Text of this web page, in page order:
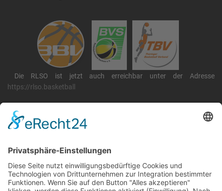
Die RLSO ist jetzt auch erreichbar unter der Adresse
https://rlso.basketball
RLSO Minikalender